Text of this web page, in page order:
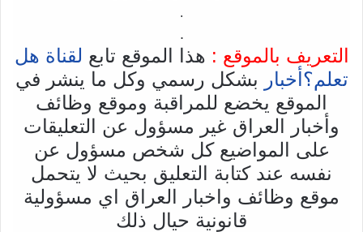
.
.
التعريف بالموقع : هذا الموقع تابع لقناة هل
تعلم؟أخبار بشكل رسمي وكل ما ينشر في
الموقع يخضع للمراقبة وموقع وظائف
وأخبار العراق غير مسؤول عن التعليقات
على المواضيع كل شخص مسؤول عن
نفسه عند كتابة التعليق بحيث لا يتحمل
موقع وظائف واخبار العراق اي مسؤولية
قانونية حيال ذلك